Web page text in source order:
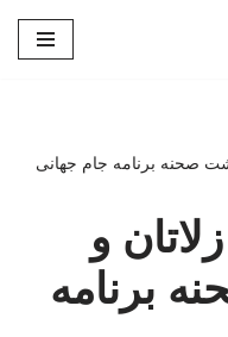
پشت صحنه برنامه جام جهانی
و
برنامه